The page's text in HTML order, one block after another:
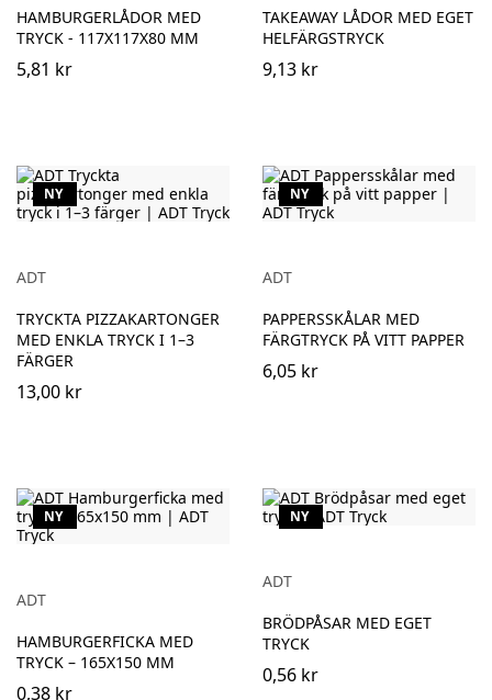
HAMBURGERLÅDOR MED
TRYCK - 117X117X80 MM
5,81 kr
TAKEAWAY LÅDOR MED EGET
HELFÄRGSTRYCK
9,13 kr
ADT
TRYCKTA PIZZAKARTONGER
MED ENKLA TRYCK I 1–3
FÄRGER
13,00 kr
NY
ADT
PAPPERSSKÅLAR MED
FÄRGTRYCK PÅ VITT PAPPER
6,05 kr
NY
ADT
HAMBURGERFICKA MED
TRYCK – 165X150 MM
0,38 kr
NY
ADT
BRÖDPÅSAR MED EGET
TRYCK
0,56 kr
NY